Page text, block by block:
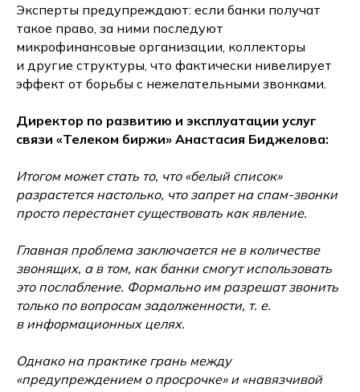
Эксперты предупреждают: если банки получат
такое право, за ними последуют
микрофинансовые организации, коллекторы
и другие структуры, что фактически нивелирует
эффект от борьбы с нежелательными звонками.
Директор по развитию и эксплуатации услуг
связи «Телеком биржи» Анастасия Биджелова:
Итогом может стать то, что «белый список»
разрастется настолько, что запрет на спам-звонки
просто перестанет существовать как явление.
Главная проблема заключается не в количестве
звонящих, а в том, как банки смогут использовать
это послабление. Формально им разрешат звонить
только по вопросам задолженности, т. е.
в информационных целях.
Однако на практике грань между
«предупреждением о просрочке» и «навязчивой